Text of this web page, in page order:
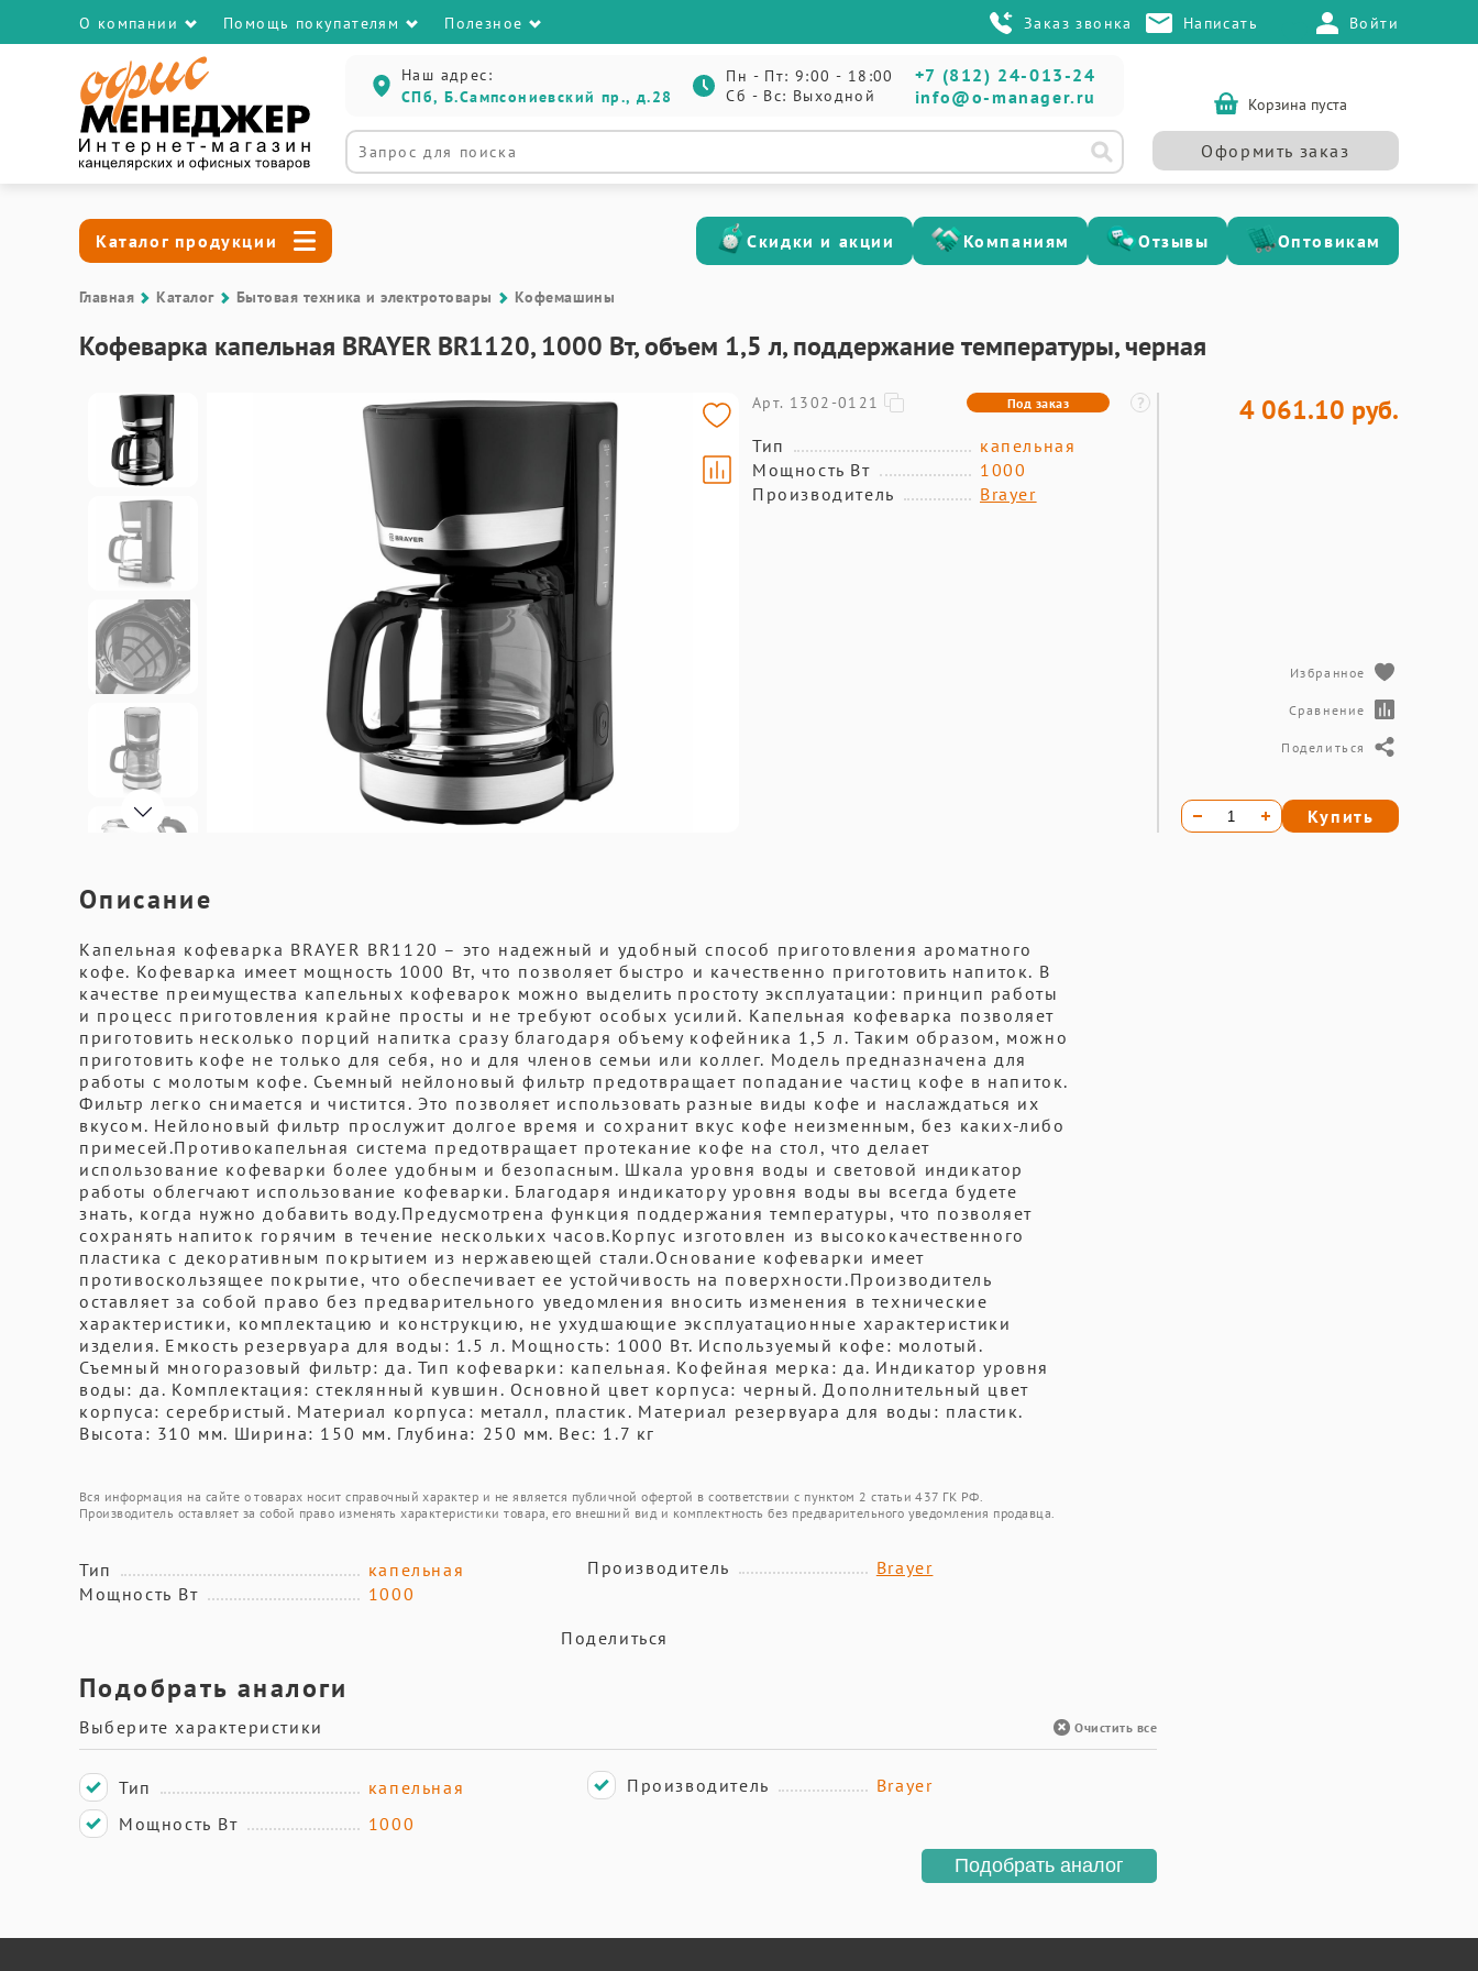
О компании Помощь покупателям Полезное Заказ звонка Написать Войти
Наш адрес:
СПб, Б.Сампсониевский пр., д.28
Пн - Пт: 9:00 - 18:00
Сб - Вс: Выходной
+7 (812) 24-013-24
info@o-manager.ru
Корзина пуста
Оформить заказ
Каталог продукции Скидки и акции Компаниям Отзывы Оптовикам
Главная Каталог Бытовая техника и электротовары Кофемашины
Кофеварка капельная BRAYER BR1120, 1000 Вт, объем 1,5 л, поддержание температуры, черная
Арт. 1302-0121 Под заказ
Тип
капельная
Мощность Вт
1000
Производитель
Brayer
Описание
Капельная кофеварка BRAYER BR1120 – это надежный и удобный способ приготовления ароматного
кофе. Кофеварка имеет мощность 1000 Вт, что позволяет быстро и качественно приготовить напиток. В
качестве преимущества капельных кофеварок можно выделить простоту эксплуатации: принцип работы
и процесс приготовления крайне просты и не требуют особых усилий. Капельная кофеварка позволяет
приготовить несколько порций напитка сразу благодаря объему кофейника 1,5 л. Таким образом, можно
приготовить кофе не только для себя, но и для членов семьи или коллег. Модель предназначена для
работы с молотым кофе. Съемный нейлоновый фильтр предотвращает попадание частиц кофе в напиток.
Фильтр легко снимается и чистится. Это позволяет использовать разные виды кофе и наслаждаться их
вкусом. Нейлоновый фильтр прослужит долгое время и сохранит вкус кофе неизменным, без каких-либо
примесей.Противокапельная система предотвращает протекание кофе на стол, что делает
использование кофеварки более удобным и безопасным. Шкала уровня воды и световой индикатор
работы облегчают использование кофеварки. Благодаря индикатору уровня воды вы всегда будете
знать, когда нужно добавить воду.Предусмотрена функция поддержания температуры, что позволяет
сохранять напиток горячим в течение нескольких часов.Корпус изготовлен из высококачественного
пластика с декоративным покрытием из нержавеющей стали.Основание кофеварки имеет
противоскользящее покрытие, что обеспечивает ее устойчивость на поверхности.Производитель
оставляет за собой право без предварительного уведомления вносить изменения в технические
характеристики, комплектацию и конструкцию, не ухудшающие эксплуатационные характеристики
изделия. Емкость резервуара для воды: 1.5 л. Мощность: 1000 Вт. Используемый кофе: молотый.
Съемный многоразовый фильтр: да. Тип кофеварки: капельная. Кофейная мерка: да. Индикатор уровня
воды: да. Комплектация: стеклянный кувшин. Основной цвет корпуса: черный. Дополнительный цвет
корпуса: серебристый. Материал корпуса: металл, пластик. Материал резервуара для воды: пластик.
Высота: 310 мм. Ширина: 150 мм. Глубина: 250 мм. Вес: 1.7 кг
Вся информация на сайте о товарах носит справочный характер и не является публичной офертой в соответствии с пунктом 2 статьи 437 ГК РФ.
Производитель оставляет за собой право изменять характеристики товара, его внешний вид и комплектность без предварительного уведомления продавца.
Тип
капельная
Мощность Вт
1000
Производитель Brayer
Поделиться
Подобрать аналоги
Выберите характеристики Очистить все
Тип
капельная
Мощность Вт
1000
Производитель Brayer
Подобрать аналог
4 061.10 руб.
Избранное
Сравнение
Поделиться
Купить